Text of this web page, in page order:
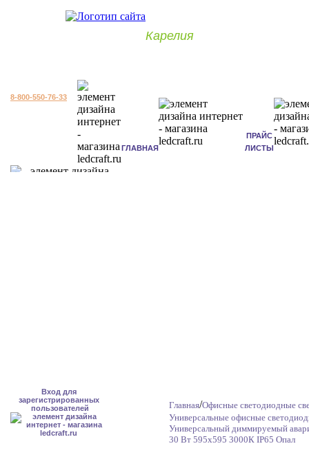
Карелия
8-800-550-76-33
ГЛАВНАЯ
ПРАЙС
ЛИСТЫ
Вход для
зарегистрированных
пользователей
Главная/Офисные светодиодные
Универсальные офисные
Универсальный диммируемый
30 Вт 595x595 3000К IP65 Опал